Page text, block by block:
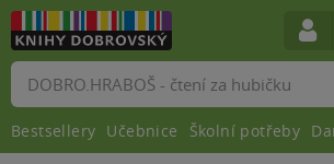
Vyhledávání
Bestsellery Učebnice Školní potřeby